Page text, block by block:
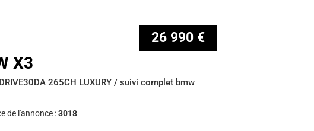
26 990 €
X3
265CH LUXURY / suivi complet bmw
de l'annonce :3018